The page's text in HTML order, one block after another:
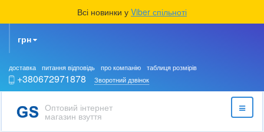
Всі новинки у Viber спільноті
грн
доставка питання відповідь про компанію таблиця розмірів
+380672971878 Зворотний дзвінок
Оптовий інтернет
магазин взуття